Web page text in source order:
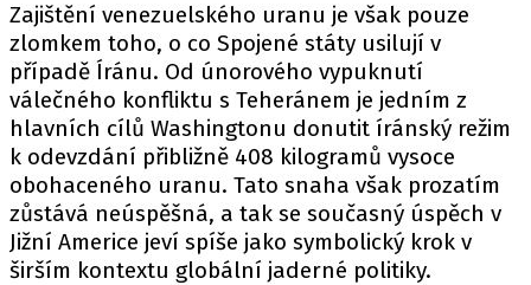
Zajištění venezuelského uranu je však pouze
zlomkem toho, o co Spojené státy usilují v
případě Íránu. Od únorového vypuknutí
válečného konfliktu s Teheránem je jedním z
hlavních cílů Washingtonu donutit íránský režim
k odevzdání přibližně 408 kilogramů vysoce
obohaceného uranu. Tato snaha však prozatím
zůstává neúspěšná, a tak se současný úspěch v
Jižní Americe jeví spíše jako symbolický krok v
širším kontextu globální jaderné politiky.